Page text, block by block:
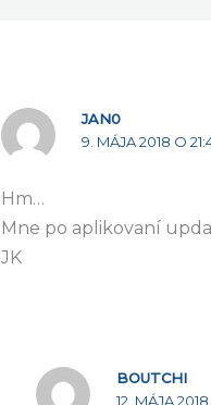
JAN0
9. MÁJA 2018 O
Hm…
Mne po aplikovaní
JK
BOUTCHI
12. MÁJA